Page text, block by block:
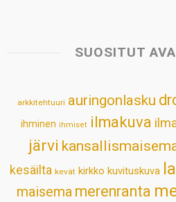
s
p
b
k
e
n
SUOSITUT
arkkitehtuuri auringonlasku
ihminen ihmiset ilmakuva
järvi
kesäilta kevät kirkko kuvituskuva
maisema merenranta